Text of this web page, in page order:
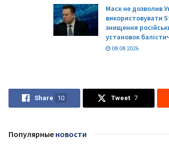
Маск не дозволив
використовувати
знищення
установок
08.08.2026
Share 10 Tweet 7
Популярные новости